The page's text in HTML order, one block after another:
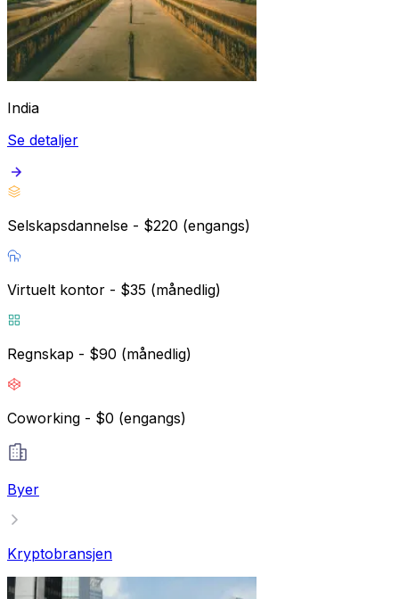
India
Se detaljer
Selskapsdannelse - $220 (engangs)
Virtuelt kontor - $35 (månedlig)
Regnskap - $90 (månedlig)
Coworking - $0 (engangs)
Byer
Kryptobransjen